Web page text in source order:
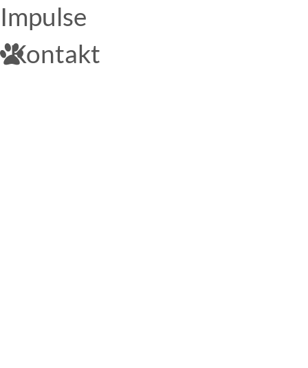
Impulse
Kontakt